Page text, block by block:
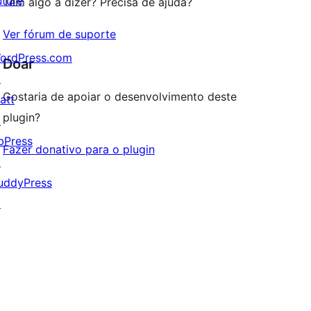
Ver fórum de suporte
Doar
Gostaria de apoiar o desenvolvimento deste
plugin?
Fazer donativo para o plugin